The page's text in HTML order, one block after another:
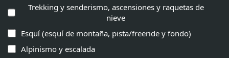
Trekking y senderismo, ascensiones y raquetas de
nieve
Esquí (esquí de montaña, pista/freeride y fondo)
Alpinismo y escalada